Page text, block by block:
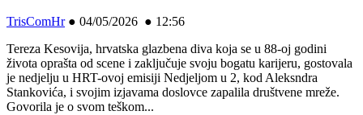
TrisComHr● 04/05/2026 ● 12:56
Tereza Kesovija, hrvatska glazbena diva koja se u 88-oj godini
života oprašta od scene i zaključuje svoju bogatu karijeru, gostovala
je nedjelju u HRT-ovoj emisiji Nedjeljom u 2, kod Aleksndra
Stankovića, i svojim izjavama doslovce zapalila društvene mreže.
Govorila je o svom teškom...